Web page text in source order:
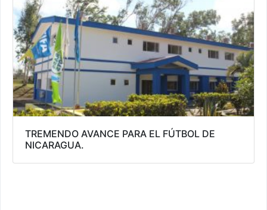
TREMENDO AVANCE PARA EL FÚTBOL DE
NICARAGUA.